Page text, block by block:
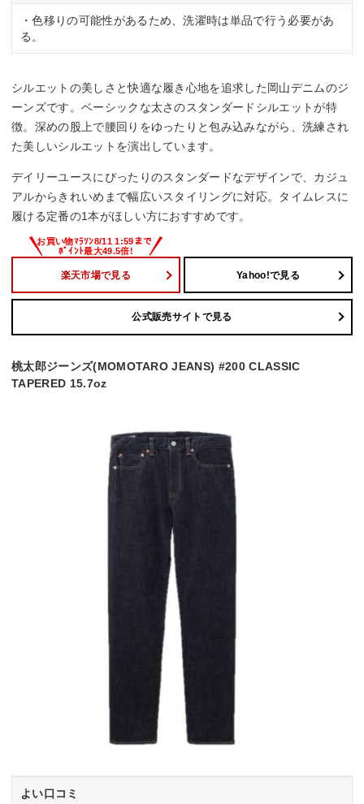
・色移りの可能性があるため、洗濯時は単品で行う必要があ
る。
シルエットの美しさと快適な履き心地を追求した岡山デニムのジ
ーンズです。ベーシックな太さのスタンダードシルエットが特
徴。深めの股上で腰回りをゆったりと包み込みながら、洗練され
た美しいシルエットを演出しています。
デイリーユースにぴったりのスタンダードなデザインで、カジュ
アルからきれいめまで幅広いスタイリングに対応。タイムレスに
履ける定番の1本がほしい方におすすめです。
楽天市場で見る Yahoo!で見る
公式販売サイトで見る
桃太郎ジーンズ(MOMOTARO JEANS) #200 CLASSIC
TAPERED 15.7oz
よい口コミ